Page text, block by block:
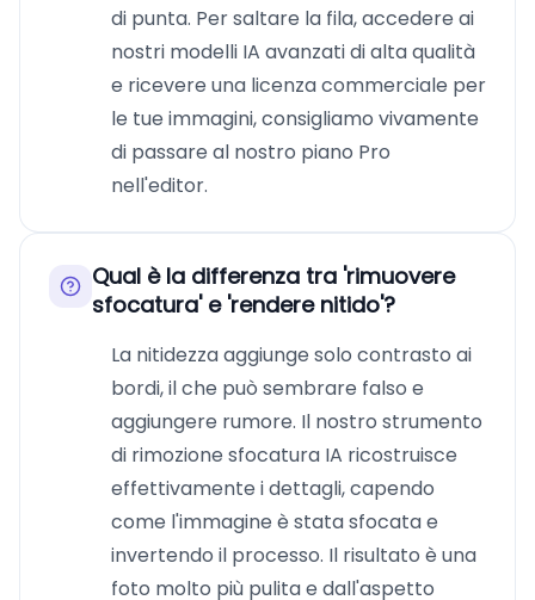
di punta. Per saltare la fila, accedere ai
nostri modelli IA avanzati di alta qualità
e ricevere una licenza commerciale per
le tue immagini, consigliamo vivamente
di passare al nostro piano Pro
nell'editor.
Qual è la differenza tra 'rimuovere
sfocatura' e 'rendere nitido'?
La nitidezza aggiunge solo contrasto ai
bordi, il che può sembrare falso e
aggiungere rumore. Il nostro strumento
di rimozione sfocatura IA ricostruisce
effettivamente i dettagli, capendo
come l'immagine è stata sfocata e
invertendo il processo. Il risultato è una
foto molto più pulita e dall'aspetto